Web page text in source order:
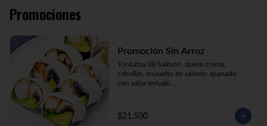
Promociones
Promoción Sin Arroz
Tonkatsu (8) Salmón, queso crema,
cebollín, envuelto en salmón apanado
con salsa teriyaki
Sake Ebi (8) Camarón, salmón, queso
crema y cebollín envuelto en palta.
$21.500